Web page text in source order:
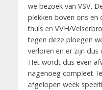
we bezoek van VSV.
plekken boven ons en
thuis en VVH/
tegen deze ploegen
verloren en er zijn dus
Het wordt dus even
nagenoeg compleet.
afgelopen week